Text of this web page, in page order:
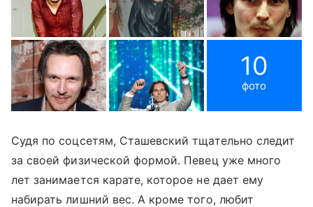
10
фото
Судя по соцсетям, Сташевский тщательно следит
за своей физической формой. Певец уже много
лет занимается карате, которое не дает ему
набирать лишний вес. А кроме того, любит